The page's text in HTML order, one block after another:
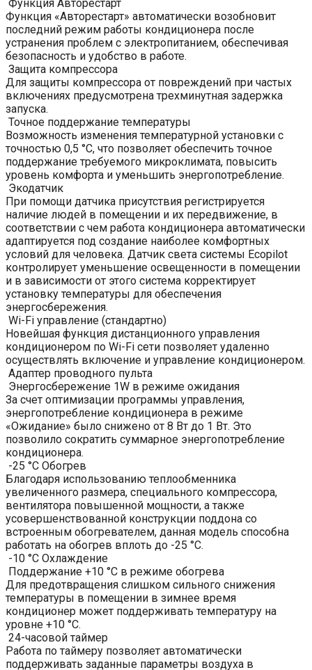
Функция Авторестарт
Функция «Авторестарт» автоматически возобновит
последний режим работы кондиционера после
устранения проблем с электропитанием, обеспечивая
безопасность и удобство в работе.
Защита компрессора
Для защиты компрессора от повреждений при частых
включениях предусмотрена трехминутная задержка
запуска.
Точное поддержание температуры
Возможность изменения температурной установки с
точностью 0,5 °С, что позволяет обеспечить точное
поддержание требуемого микроклимата, повысить
уровень комфорта и уменьшить энергопотребление.
Экодатчик
При помощи датчика присутствия регистрируется
наличие людей в помещении и их передвижение, в
соответствии с чем работа кондиционера автоматически
адаптируется под создание наиболее комфортных
условий для человека. Датчик света системы Ecopilot
контролирует уменьшение освещенности в помещении
и в зависимости от этого система корректирует
установку температуры для обеспечения
энергосбережения.
Wi-Fi управление (стандартно)
Новейшая функция дистанционного управления
кондиционером по Wi-Fi сети позволяет удаленно
осуществлять включение и управление кондиционером.
Адаптер проводного пульта
Энергосбережение 1W в режиме ожидания
За счет оптимизации программы управления,
энергопотребление кондиционера в режиме
«Ожидание» было снижено от 8 Вт до 1 Вт. Это
позволило сократить суммарное энергопотребление
кондиционера.
-25 °C Обогрев
Благодаря использованию теплообменника
увеличенного размера, специального компрессора,
вентилятора повышенной мощности, а также
усовершенствованной конструкции поддона со
встроенным обогревателем, данная модель способна
работать на обогрев вплоть до -25 °С.
-10 °C Охлаждение
Поддержание +10 °С в режиме обогрева
Для предотвращения слишком сильного снижения
температуры в помещении в зимнее время
кондиционер может поддерживать температуру на
уровне +10 °С.
24-часовой таймер
Работа по таймеру позволяет автоматически
поддерживать заданные параметры воздуха в